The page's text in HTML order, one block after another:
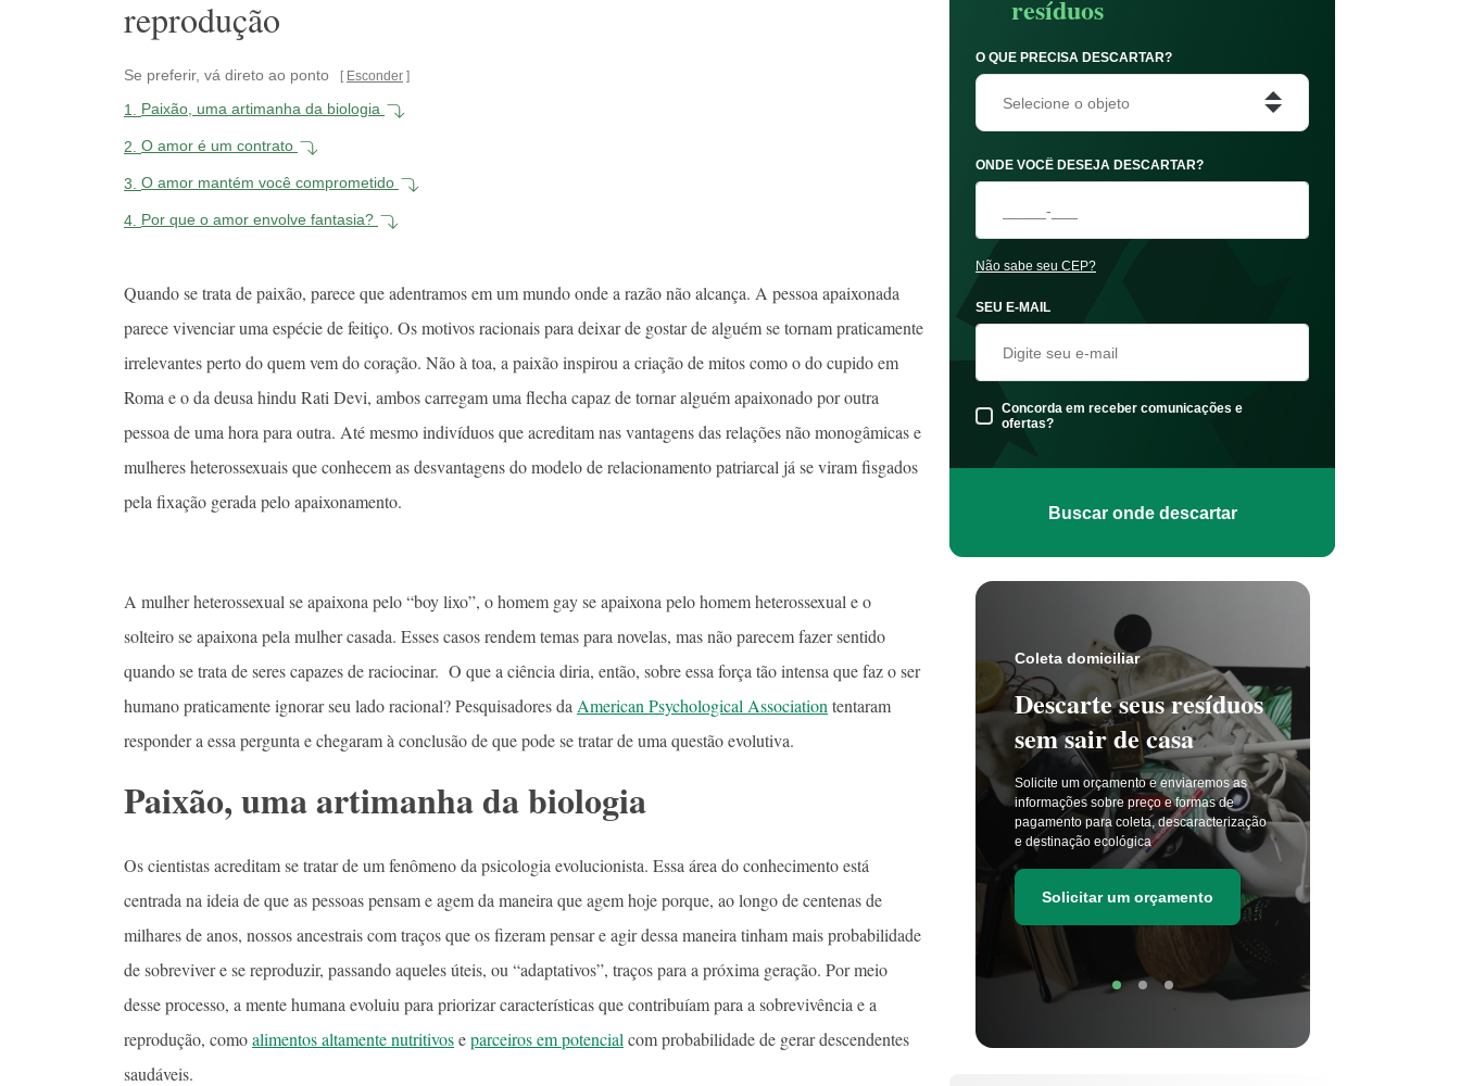
reprodução
Se preferir, vá direto ao ponto Esconder
1. Paixão, uma artimanha da biologia
2. O amor é um contrato
3. O amor mantém você comprometido
4. Por que o amor envolve fantasia?
Quando se trata de paixão, parece que adentramos em um mundo onde a razão não alcança. A pessoa apaixonada
parece vivenciar uma espécie de feitiço. Os motivos racionais para deixar de gostar de alguém se tornam praticamente
irrelevantes perto do quem vem do coração. Não à toa, a paixão inspirou a criação de mitos como o do cupido em
Roma e o da deusa hindu Rati Devi, ambos carregam uma flecha capaz de tornar alguém apaixonado por outra
pessoa de uma hora para outra. Até mesmo indivíduos que acreditam nas vantagens das relações não monogâmicas e
mulheres heterossexuais que conhecem as desvantagens do modelo de relacionamento patriarcal já se viram fisgados
pela fixação gerada pelo apaixonamento.
A mulher heterossexual se apaixona pelo “boy lixo”, o homem gay se apaixona pelo homem heterossexual e o
solteiro se apaixona pela mulher casada. Esses casos rendem temas para novelas, mas não parecem fazer sentido
quando se trata de seres capazes de raciocinar. O que a ciência diria, então, sobre essa força tão intensa que faz o ser
humano praticamente ignorar seu lado racional? Pesquisadores da American Psychological Association tentaram
responder a essa pergunta e chegaram à conclusão de que pode se tratar de uma questão evolutiva.
Paixão, uma artimanha da biologia
Os cientistas acreditam se tratar de um fenômeno da psicologia evolucionista. Essa área do conhecimento está
centrada na ideia de que as pessoas pensam e agem da maneira que agem hoje porque, ao longo de centenas de
milhares de anos, nossos ancestrais com traços que os fizeram pensar e agir dessa maneira tinham mais probabilidade
de sobreviver e se reproduzir, passando aqueles úteis, ou “adaptativos”, traços para a próxima geração. Por meio
desse processo, a mente humana evoluiu para priorizar características que contribuíam para a sobrevivência e a
reprodução, comoalimentos altamente nutritivoseparceiros em potencial com probabilidade de gerar descendentes
saudáveis.
resíduos
O QUE PRECISA DESCARTAR?
Selecione o objeto
ONDE VOCÊ DESEJA DESCARTAR?
Não sabe seu CEP?
SEU E-MAIL
Concorda em receber comunicações e
ofertas?
Buscar onde descartar
Coleta domiciliar
Descarte seus resíduos
sem sair de casa
Solicite um orçamento e enviaremos as
informações sobre preço e formas de
pagamento para coleta, descaracterização
e destinação ecológica
Solicitar um orçamento